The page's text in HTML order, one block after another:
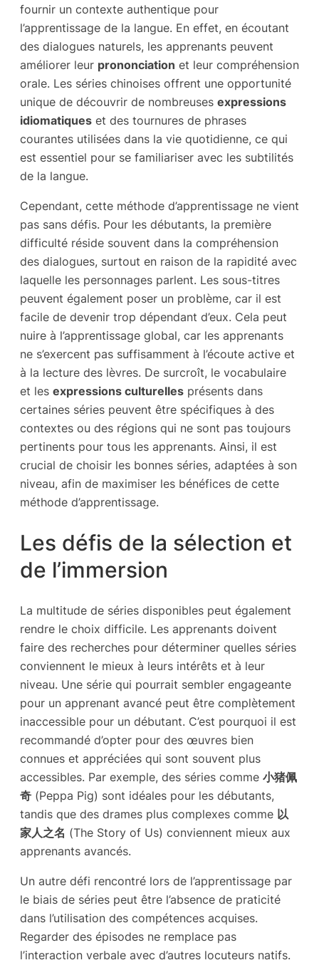
fournir un contexte authentique pour
l’apprentissage de la langue. En effet, en écoutant
des dialogues naturels, les apprenants peuvent
améliorer leur prononciation et leur compréhension
orale. Les séries chinoises offrent une opportunité
unique de découvrir de nombreuses expressions
idiomatiques et des tournures de phrases
courantes utilisées dans la vie quotidienne, ce qui
est essentiel pour se familiariser avec les subtilités
de la langue.
Cependant, cette méthode d’apprentissage ne vient
pas sans défis. Pour les débutants, la première
difficulté réside souvent dans la compréhension
des dialogues, surtout en raison de la rapidité avec
laquelle les personnages parlent. Les sous-titres
peuvent également poser un problème, car il est
facile de devenir trop dépendant d’eux. Cela peut
nuire à l’apprentissage global, car les apprenants
ne s’exercent pas suffisamment à l’écoute active et
à la lecture des lèvres. De surcroît, le vocabulaire
et les expressions culturelles présents dans
certaines séries peuvent être spécifiques à des
contextes ou des régions qui ne sont pas toujours
pertinents pour tous les apprenants. Ainsi, il est
crucial de choisir les bonnes séries, adaptées à son
niveau, afin de maximiser les bénéfices de cette
méthode d’apprentissage.
Les défis de la sélection et
de l’immersion
La multitude de séries disponibles peut également
rendre le choix difficile. Les apprenants doivent
faire des recherches pour déterminer quelles séries
conviennent le mieux à leurs intérêts et à leur
niveau. Une série qui pourrait sembler engageante
pour un apprenant avancé peut être complètement
inaccessible pour un débutant. C’est pourquoi il est
recommandé d’opter pour des œuvres bien
connues et appréciées qui sont souvent plus
accessibles. Par exemple, des séries comme 小猪佩
奇 (Peppa Pig) sont idéales pour les débutants,
tandis que des drames plus complexes comme 以
家人之名 (The Story of Us) conviennent mieux aux
apprenants avancés.
Un autre défi rencontré lors de l’apprentissage par
le biais de séries peut être l’absence de praticité
dans l’utilisation des compétences acquises.
Regarder des épisodes ne remplace pas
l’interaction verbale avec d’autres locuteurs natifs.